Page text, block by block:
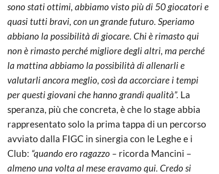
sono stati ottimi, abbiamo visto più di 50 giocatori e
quasi tutti bravi, con un grande futuro. Speriamo
abbiano la possibilità di giocare. Chi è rimasto qui
non è rimasto perché migliore degli altri, ma perché
la mattina abbiamo la possibilità di allenarli e
valutarli ancora meglio, così da accorciare i tempi
per questi giovani che hanno grandi qualità”. La
speranza, più che concreta, è che lo stage abbia
rappresentato solo la prima tappa di un percorso
avviato dalla FIGC in sinergia con le Leghe e i
Club: “quando ero ragazzo – ricorda Mancini –
almeno una volta al mese eravamo qui. Credo si